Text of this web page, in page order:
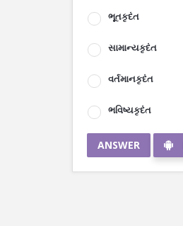
ભૂતકૃદંત
સામાન્યકૃદંત
વર્તમાનકૃદંત
ભવિષ્યકૃદંત
ANSWER